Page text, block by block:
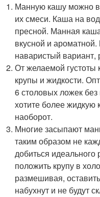
Манную кашу можно
их смеси. Каша на
пресной. Манная
вкусной и
наваристый вариант,
От желаемой густоты
крупы и жидкости.
6 столовых ложек
хотите более
наоборот.
Многие засыпают
таким образом не
добиться
положить крупу в
размешивая,
набухнут и не будут